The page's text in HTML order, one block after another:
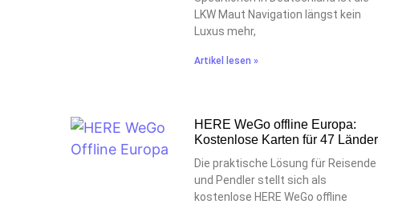
LKW Maut Navigation längst kein
Luxus mehr,
Artikel lesen »
HERE WeGo offline Europa:
Kostenlose Karten für 47 Länder
Die praktische Lösung für Reisende
und Pendler stellt sich als
kostenlose HERE WeGo offline